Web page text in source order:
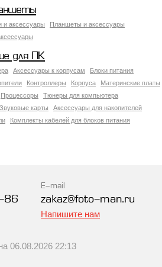
и аксессуары
Планшеты и аксессуары
для ПК
Аксессуары к корпусам
Блоки питания
Контроллеры Корпуса
Материнские платы
Процессоры
Тюнеры для компьютера
Звуковые карты
Аксессуары для накопителей
Комплекты кабелей для блоков питания
86
E-mail
zakaz@foto-man.ru
Напишите нам
06.08.2026 22:13